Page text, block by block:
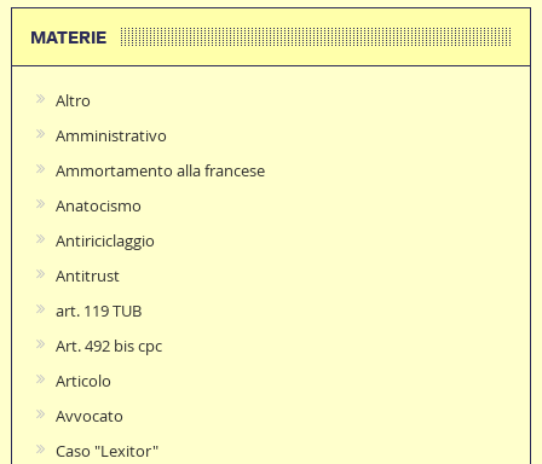
MATERIE
Altro
Amministrativo
Ammortamento alla francese
Anatocismo
Antiriciclaggio
Antitrust
art. 119 TUB
Art. 492 bis cpc
Articolo
Avvocato
Caso "Lexitor"